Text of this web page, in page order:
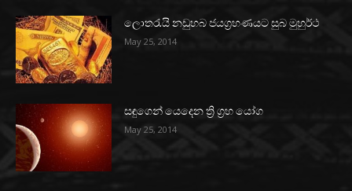
ලොතරැයි නඩුහබ ජයග්‍රහණයට සුබ මුහුර්ථ
May 25, 2014
සඳුගෙන් යෙදෙන ත්‍රි ග්‍රහ යෝග
May 25, 2014